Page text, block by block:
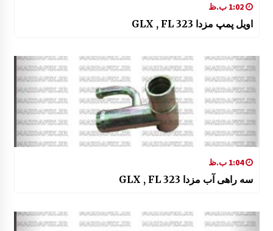
1:02 ب.ظ
اویل پمپ مزدا 323 GLX , FL
1:04 ب.ظ
سه راهی آب مزدا 323 GLX , FL